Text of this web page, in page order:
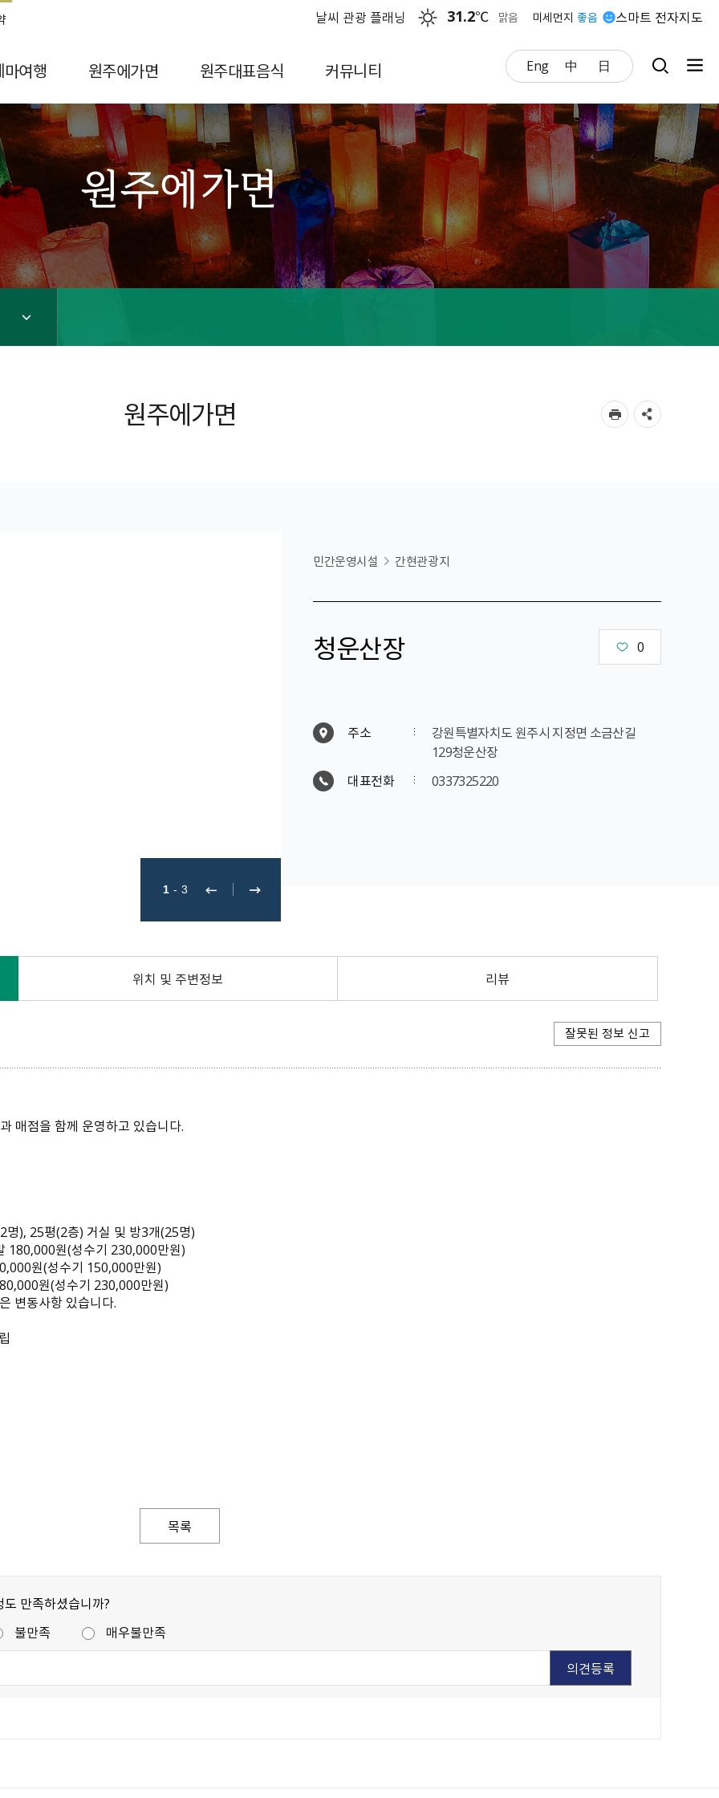
스마트 전자지도
날씨 관광 플래닝 31.2℃ 맑음 미세먼지 좋음
Eng 中 日
마여행 원주에가면 원주대표음식 커뮤니티
원주에가면
원주에가면
1 - 3
민간운영시설 간현관광지
청운산장 0
주소
강원특별자치도 원주시 지정면 소금산길
129청운산장
대표전화
0337325220
위치 및 주변정보 리뷰
잘못된 정보 신고
매점을 함께 운영하고 있습니다.
), 25평(2층) 거실 및 방3개(25명)
180,000원(성수기 230,000만원)
원(성수기 150,000만원)
원(성수기 230,000만원)
변동사항 있습니다.
목록
만족하셨습니까?
불만족 매우불만족